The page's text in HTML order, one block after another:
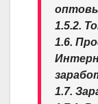
1.5.2.
1.6.
1.7.